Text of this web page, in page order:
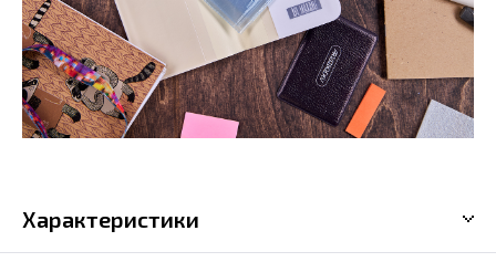
Характеристики